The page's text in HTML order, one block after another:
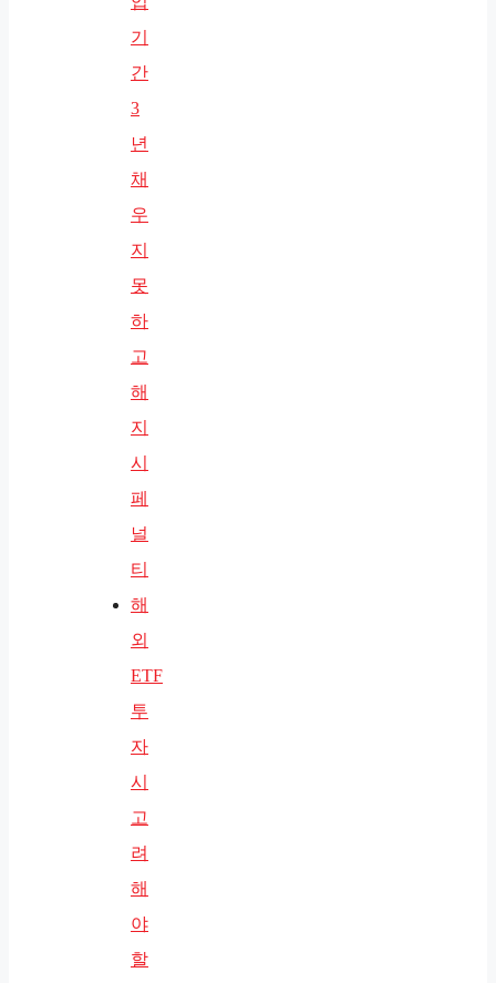
기
간
3
년
채
우
지
못
하
고
해
지
시
페
널
티
해
외
ETF
투
자
시
고
려
해
야
할